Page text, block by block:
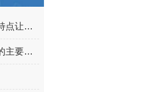
自动沸程测定仪的主要特点让您一目了然
全自动甲醇沸程测定仪的主要特点有哪些呢